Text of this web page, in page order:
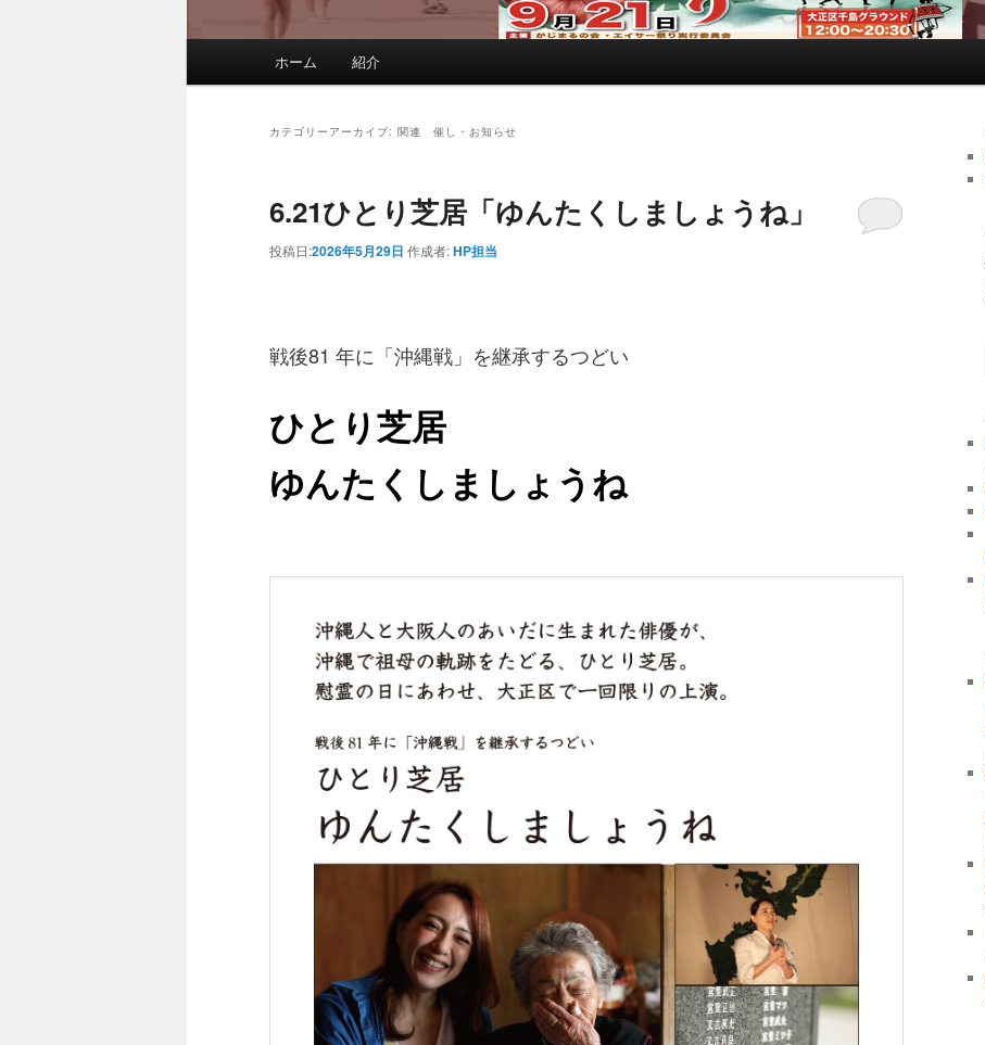
メインコンテンツへ移動
サブコンテンツへ移動
ホーム 紹介
カテゴリーアーカイブ: 関連 催し・お知らせ
6.21ひとり芝居「ゆんたくしましょうね」
投稿日:2026年5月29日 作成者:HP担当
戦後81 年に「沖縄戦」を継承するつどい
ひとり芝居
ゆんたくしましょうね